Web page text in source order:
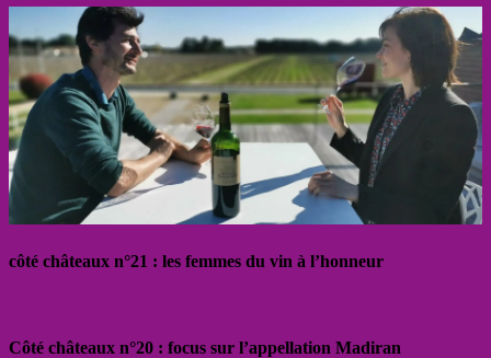
côté châteaux n°21 : les femmes du vin à l’honneur
Côté châteaux n°20 : focus sur l’appellation Madiran